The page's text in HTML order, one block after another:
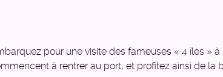
pour une visite des fameuses « 4 îles »
à rentrer au port, et profitez ainsi de la